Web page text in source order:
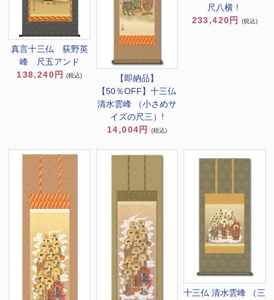
真言十三仏 荻野英
峰 尺五アンド
138,240円
(税込)
【即納品】
【50％OFF】十三仏
清水雲峰 （小さめサ
イズの尺三）!
14,004円
(税込)
尺八横！
233,420円
(税込)
十三仏 清水雲峰 （三